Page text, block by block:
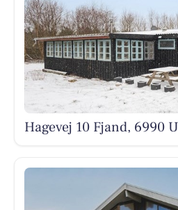
Hagevej 10 Fjand, 6990